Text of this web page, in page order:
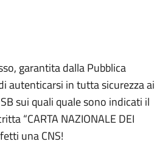
garantita dalla Pubblica
autenticarsi in tutta sicurezza ai
sui quali quale sono indicati il
“CARTA NAZIONALE DEI
una CNS!